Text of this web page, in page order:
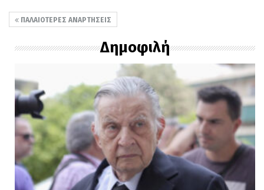
ΠΑΛΑΙΌΤΕΡΕΣ ΑΝΑΡΤΉΣΕΙΣ
Δημοφιλή